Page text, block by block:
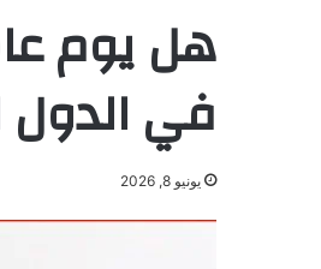
هل يوم
في الدول
يونيو 8, 2026